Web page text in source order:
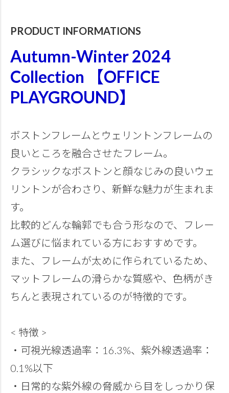
PRODUCT INFORMATIONS
Autumn-Winter 2024
Collection 【OFFICE
PLAYGROUND】
ボストンフレームとウェリントンフレームの
良いところを融合させたフレーム。
クラシックなボストンと顔なじみの良いウェ
リントンが合わさり、新鮮な魅力が生まれま
す。
比較的どんな輪郭でも合う形なので、フレー
ム選びに悩まれている方におすすめです。
また、フレームが太めに作られているため、
マットフレームの滑らかな質感や、色柄がき
ちんと表現されているのが特徴的です。
< 特徴 >
・可視光線透過率：16.3%、紫外線透過率：
0.1%以下
・日常的な紫外線の脅威から目をしっかり保